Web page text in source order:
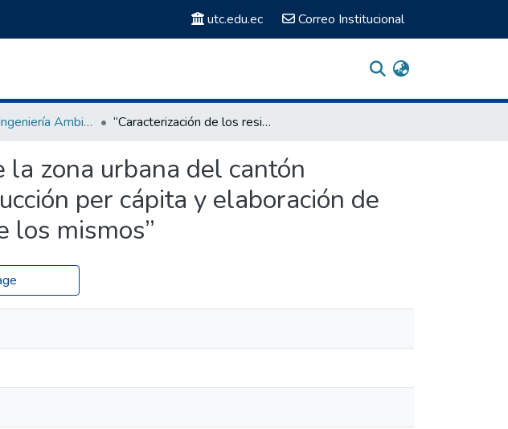
utc.edu.ec Correo Institucional
Titulación - Ingeniería Ambiental “Caracterización de los residuos sólidos de la zona urbana del cantón Latacunga para la actualización de la producción per cápita y elaboración de una propuesta para el manejo adecuado de los mismos”
la zona urbana del cantón
per cápita y elaboración de
los mismos”